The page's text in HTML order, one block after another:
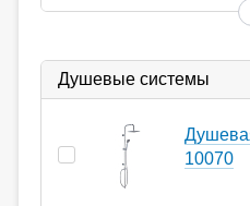
Душевые системы
10070